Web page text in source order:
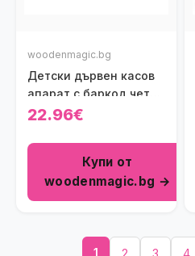
woodenmagic.bg
Детски дървен касов
апарат с баркод четец
Polar B
22.96€
Купи от
woodenmagic.bg →
1